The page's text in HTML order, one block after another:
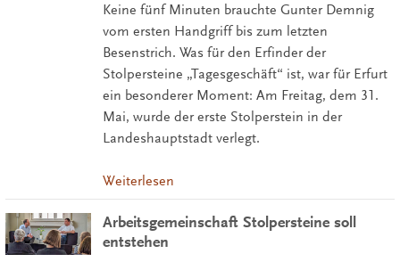
Keine fünf Minuten brauchte Gunter Demnig
vom ersten Handgriff bis zum letzten
Besenstrich. Was für den Erfinder der
Stolpersteine „Tagesgeschäft“ ist, war für Erfurt
ein besonderer Moment: Am Freitag, dem 31.
Mai, wurde der erste Stolperstein in der
Landeshauptstadt verlegt.
Weiterlesen
Arbeitsgemeinschaft Stolpersteine soll
entstehen